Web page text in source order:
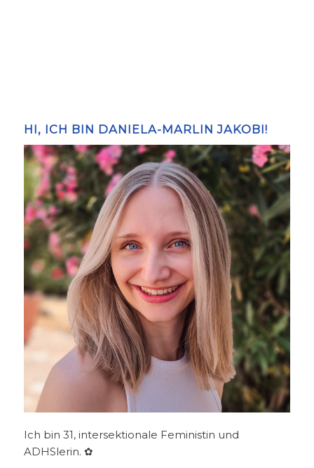
HI, ICH BIN DANIELA-MARLIN JAKOBI!
Ich bin 31, intersektionale Feministin und
ADHSlerin. ✿